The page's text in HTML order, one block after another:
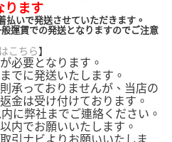
ります
払いで発送させていただきます。
運賃での発送となりますのでご注意
こちら】
必要となります。
でに発送いたします。
承っておりませんが、当店の
金は受け付けております。
に弊社までご連絡ください。
内でお願いいたします。
引ナビよりお願いいたしま